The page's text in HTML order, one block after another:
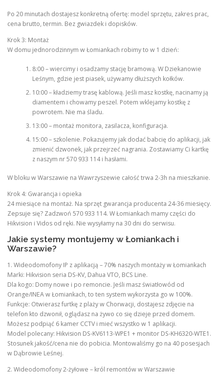
Po 20 minutach dostajesz konkretną ofertę: model sprzętu, zakres prac,
cena brutto, termin. Bez gwiazdek i dopisków.
Krok 3: Montaż
W domu jednorodzinnym w Łomiankach robimy to w 1 dzień:
8:00 – wiercimy i osadzamy stację bramową. W Dziekanowie
Leśnym, gdzie jest piasek, używamy dłuższych kołków.
10:00 – kładziemy trasę kablową. Jeśli masz kostkę, nacinamy ją
diamentem i chowamy peszel. Potem wklejamy kostkę z
powrotem. Nie ma śladu.
13:00 – montaż monitora, zasilacza, konfiguracja.
15:00 – szkolenie. Pokazujemy jak dodać babcię do aplikacji, jak
zmienić dzwonek, jak przejrzeć nagrania. Zostawiamy Ci kartkę
z naszym nr 570 933 114 i hasłami.
W bloku w Warszawie na Wawrzyszewie całość trwa 2-3h na mieszkanie.
Krok 4: Gwarancja i opieka
24 miesiące na montaż. Na sprzęt gwarancja producenta 24-36 miesięcy.
Zepsuje się? Zadzwoń 570 933 114. W Łomiankach mamy części do
Hikvision i Vidos od ręki. Nie wysyłamy na 30 dni do serwisu.
Jakie systemy montujemy w Łomiankach i
Warszawie?
1. Wideodomofony IP z aplikacją – 70% naszych montaży w Łomiankach
Marki: Hikvision seria DS-KV, Dahua VTO, BCS Line.
Dla kogo: Domy nowe i po remoncie. Jeśli masz światłowód od
Orange/INEA w Łomiankach, to ten system wykorzysta go w 100%.
Funkcje: Otwierasz furtkę z plaży w Chorwacji, dostajesz zdjęcie na
telefon kto dzwonił, oglądasz na żywo co się dzieje przed domem.
Możesz podpiąć 6 kamer CCTV i mieć wszystko w 1 aplikacji.
Model polecany: Hikvision DS-KV6113-WPE1 + monitor DS-KH6320-WTE1.
Stosunek jakość/cena nie do pobicia. Montowaliśmy go na 40 posesjach
w Dąbrowie Leśnej.
2. Wideodomofony 2-żyłowe – król remontów w Warszawie